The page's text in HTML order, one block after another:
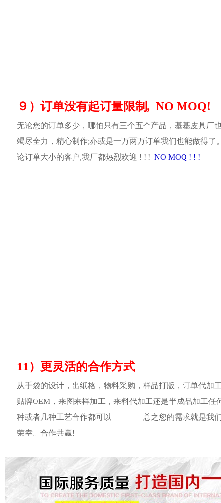
９）订单没有起订量限制, NO MOQ!
无论您的订单多少，哪怕只有三个五个产品，基基皮具厂
竭尽全力，精心制作;亦或是一万两万订单我们也能做得了
论订单大小的客户,我厂都热烈欢迎 ! ! ! NO MOQ ! ! !
11）更灵活的合作方式
从手袋的设计，出纸格，物料采购，样品打版，订单代加
贴牌OEM，来图来样加工，来料代加工还是半成品加工任
种或者几种工艺合作都可以————总之您的需求就是我
荣幸。合作共赢!